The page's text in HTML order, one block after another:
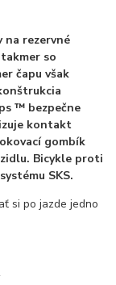
na rezervné
so
čapu však
™ bezpečne
kontakt
gombík
Bicykle proti
SKS.
si po jazde jedno